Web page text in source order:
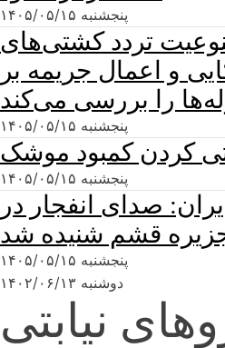
پنجشنبه ۱۴۰۵/۰۵/۱۵
تردد کشتی‌های
و اعمال جریمه بر
را بررسی می‌کند
پنجشنبه ۱۴۰۵/۰۵/۱۵
کردن کمبود موشک
پنجشنبه ۱۴۰۵/۰۵/۱۵
صدای انفجار در
قشم شنیده شد
پنجشنبه ۱۴۰۵/۰۵/۱۵
دوشنبه ۱۴۰۲/۰۶/۱۳
نیابتی